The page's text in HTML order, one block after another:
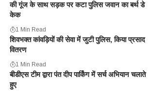
की गूंज के साथ सड़क पर कटा पुलिस जवान का बर्थ डे
केक
1 Min Read
शिवभक्त कांवड़ियों की सेवा में जुटी पुलिस, किया प्रसाद
वितरण
1 Min Read
बीडीएस टीम द्वारा पंत दीप पार्किंग में सर्च अभियान चलाते
हुए